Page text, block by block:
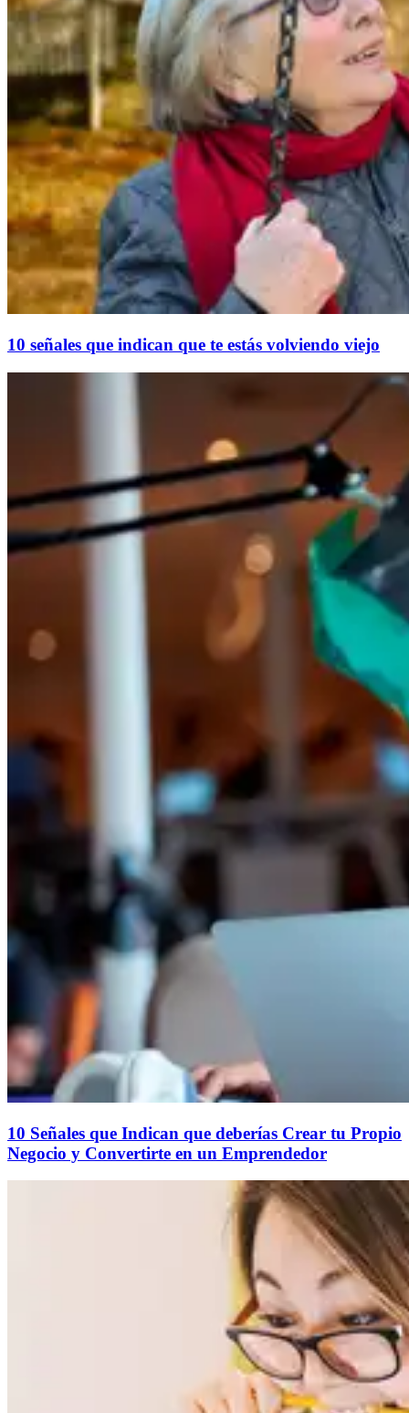
10 señales que indican que te estás volviendo viejo
10 Señales que Indican que deberías Crear tu Propio
Negocio y Convertirte en un Emprendedor